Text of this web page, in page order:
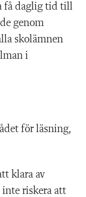
få daglig tid till
genom
skolämnen
i
för läsning,
klara av
riskera att